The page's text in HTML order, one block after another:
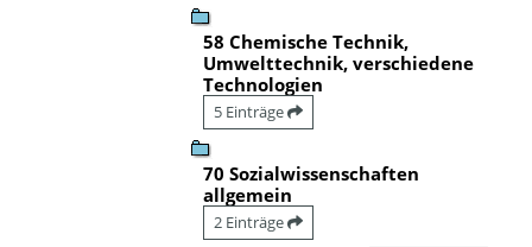
58 Chemische Technik,
Umwelttechnik, verschiedene
Technologien
5 Einträge
70 Sozialwissenschaften
allgemein
2 Einträge